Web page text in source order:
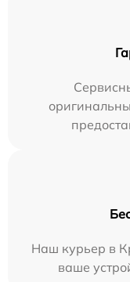
Наш курьер в
ваше